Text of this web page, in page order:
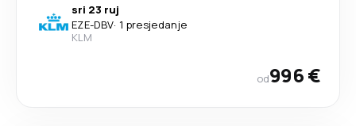
sri 23 ruj
EZE-DBV· 1 presjedanje
KLM
od996 €